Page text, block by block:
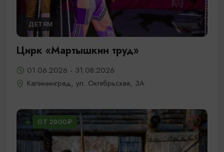
ДЕТЯМ
Цирк «Мартышкин труд»
01.06.2026 - 31.08.2026
Калининград, ул. Октябрьская, 3А
ОТ 2900₽